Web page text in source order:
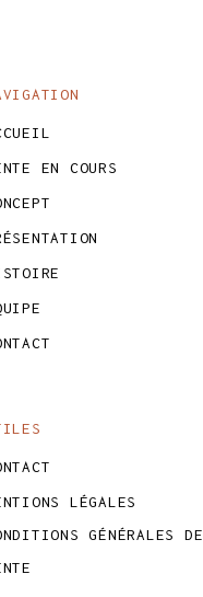
EN COURS
LÉGALES
GÉNÉRALES DE